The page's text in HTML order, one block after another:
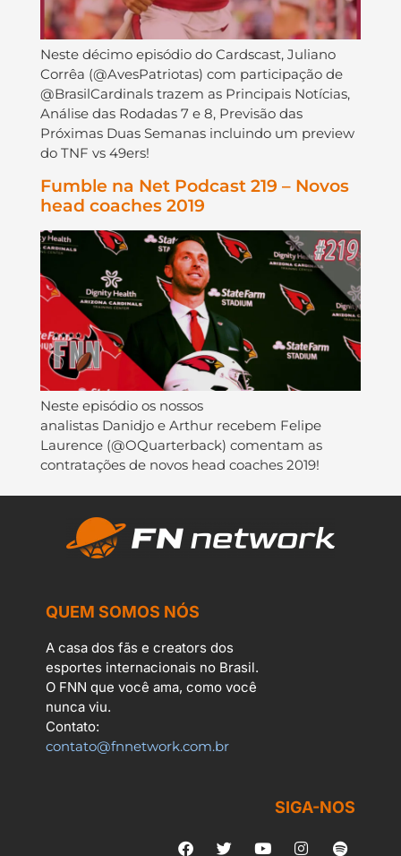
Neste décimo episódio do Cardscast, Juliano
Corrêa (@AvesPatriotas) com participação de
@BrasilCardinals trazem as Principais Notícias,
Análise das Rodadas 7 e 8, Previsão das
Próximas Duas Semanas incluindo um preview
do TNF vs 49ers!
Fumble na Net Podcast 219 – Novos
head coaches 2019
Neste episódio os nossos
analistas Danidjo e Arthur recebem Felipe
Laurence (@OQuarterback) comentam as
contratações de novos head coaches 2019!
QUEM SOMOS NÓS
A casa dos fãs e creators dos
esportes internacionais no Brasil.
O FNN que você ama, como você
nunca viu.
Contato:
contato@fnnetwork.com.br
SIGA-NOS